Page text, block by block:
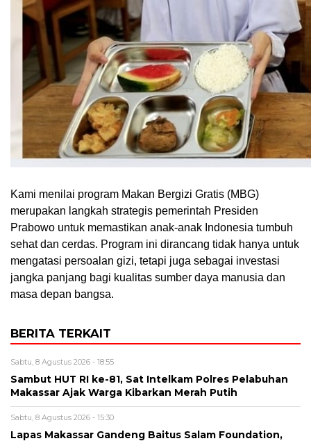
Kami menilai program Makan Bergizi Gratis (MBG)
merupakan langkah strategis pemerintah Presiden
Prabowo untuk memastikan anak-anak Indonesia tumbuh
sehat dan cerdas. Program ini dirancang tidak hanya untuk
mengatasi persoalan gizi, tetapi juga sebagai investasi
jangka panjang bagi kualitas sumber daya manusia dan
masa depan bangsa.
BERITA TERKAIT
Sabtu, 8 Agustus 2026 - 18:55
Sambut HUT RI ke-81, Sat Intelkam Polres Pelabuhan
Makassar Ajak Warga Kibarkan Merah Putih
Sabtu, 8 Agustus 2026 - 15:30
Lapas Makassar Gandeng Baitus Salam Foundation,